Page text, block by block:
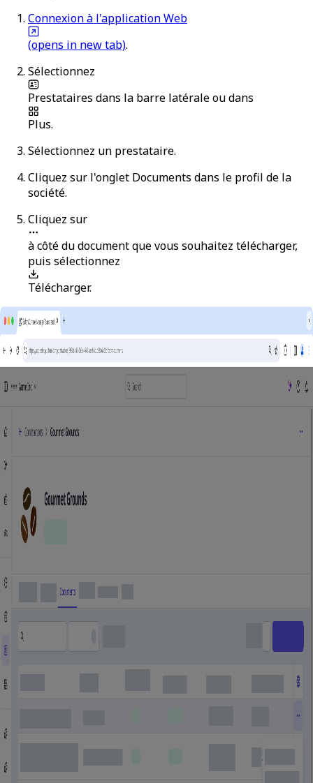
Connexion à l'application Web
(opens in new tab).
Sélectionnez
Prestataires dans la barre latérale ou dans
Plus.
Sélectionnez un prestataire.
Cliquez sur l'onglet Documents dans le profil de la
société.
Cliquez sur
à côté du document que vous souhaitez télécharger,
puis sélectionnez
Télécharger.